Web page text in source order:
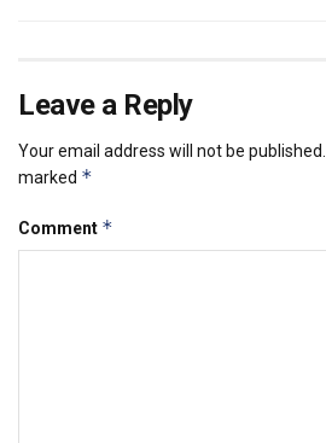
Leave a Reply
Your email address will not be published.
marked *
Comment *